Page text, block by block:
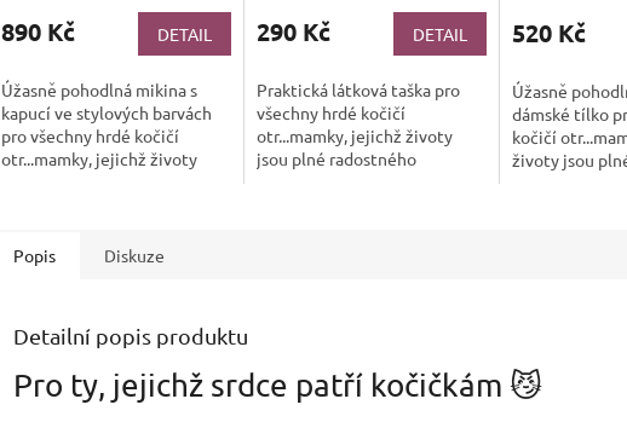
890 Kč DETAIL
Úžasně pohodlná mikina s
kapucí ve stylových barvách
pro všechny hrdé kočičí
otr...mamky, jejichž životy
290 Kč DETAIL
Praktická látková taška pro
všechny hrdé kočičí
otr...mamky, jejichž životy
jsou plné radostného
520 Kč
Úžasně
dámské tílko
kočičí
životy jsou
Popis Diskuze
Detailní popis produktu
Pro ty, jejichž srdce patří kočičkám 😼